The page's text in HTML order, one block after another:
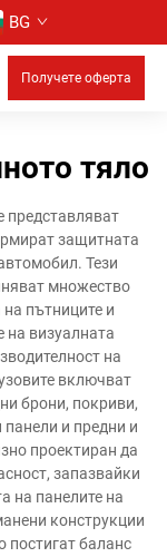
BG
Получете оферта
тяло
представляват
защитната
Тези
множество
пътниците и
на визуалната
на
включват
брони, покриви,
и предни и
проектиран да
запазвайки
на панелите на
конструкции
постигат баланс